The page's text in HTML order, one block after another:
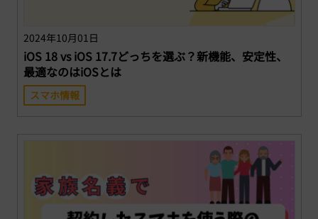
2024年10月01日
iOS 18 vs iOS 17.7どっちを選ぶ？新機能、安定性、
最適なのはiOSとは
スマホ情報